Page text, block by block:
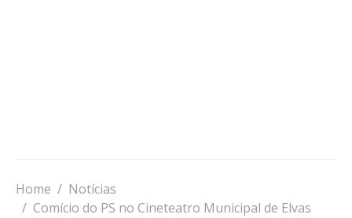
Home
Notícias
Comício do PS no Cineteatro Municipal de Elvas